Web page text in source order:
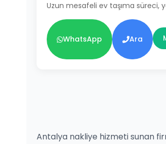
Uzun mesafeli ev taşıma süreci,
WhatsApp Ara
Antalya nakliye hizmeti sunan